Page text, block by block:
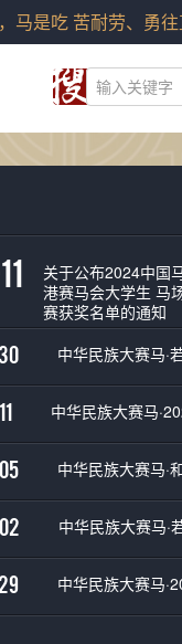
苦耐劳、勇
关于公布2024中国
港赛马会大学生 马
赛获奖名单的通知